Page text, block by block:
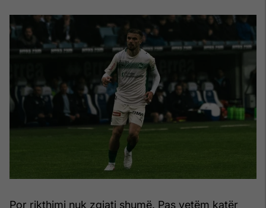
Por rikthimi nuk zgjati shumë. Pas vetëm katër